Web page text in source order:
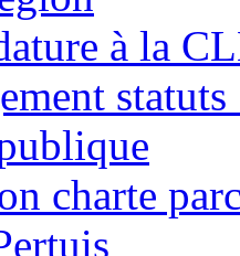
à la
charte